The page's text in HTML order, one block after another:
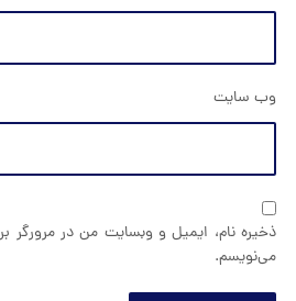
وب‌ سایت
ذخیره نام، ایمیل و وبسایت من در مرورگر
می‌نویسم.